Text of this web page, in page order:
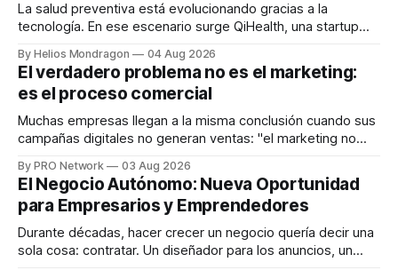
La salud preventiva está evolucionando gracias a la
tecnología. En ese escenario surge QiHealth, una startup
dispositivos inteligentes, inteligencia artificial y monitoreo
en tiempo real para ayudar a las personas a tomar mejores
decisiones sobre su salud metabólica. Su propuesta busca
responder
By Helios Mondragon 04 Aug 2026
El verdadero problema no es el marketing:
es el proceso comercial
Muchas empresas llegan a la misma conclusión cuando sus
campañas digitales no generan ventas: "el marketing no
INTERIUS, el problema suele estar en otro lugar. Durante
una entrevista para el podcast SER PRO, el especialista en
marketing digital explicó que
By PRO Network 03 Aug 2026
El Negocio Autónomo: Nueva Oportunidad
para Empresarios y Emprendedores
Durante décadas, hacer crecer un negocio quería decir una
sola cosa: contratar. Un diseñador para los anuncios, un